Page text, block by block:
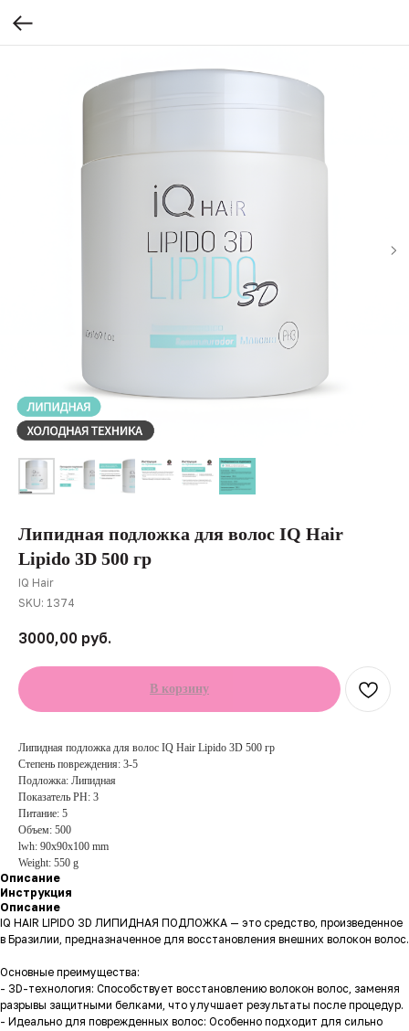
Липидная подложка для волос IQ Hair
Lipido 3D 500 гр
IQ Hair
SKU: 1374
3000,00 руб.
В корзину
Липидная подложка для волос IQ Hair Lipido 3D 500 гр
Степень повреждения: 3-5
Подложка: Липидная
Показатель PH: 3
Питание: 5
Объем: 500
lwh: 90x90x100 mm
Weight: 550 g
Описание
Инструкция
Описание
IQ HAIR LIPIDO 3D ЛИПИДНАЯ ПОДЛОЖКА — это средство, произведенное
в Бразилии, предназначенное для восстановления внешних волокон волос.
Основные преимущества:
- 3D-технология: Способствует восстановлению волокон волос, заменяя
разрывы защитными белками, что улучшает результаты после процедур.
- Идеально для поврежденных волос: Особенно подходит для сильно